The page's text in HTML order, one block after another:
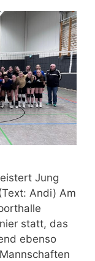
Jung
Andi) Am
statt, das
ebenso